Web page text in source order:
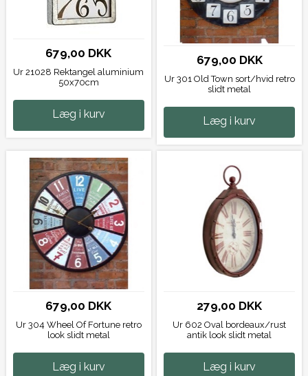
679,00 DKK
Ur 21028 Rektangel aluminium
50x70cm
Læg i kurv
679,00 DKK
Ur 301 Old Town sort/hvid retro
slidt metal
Læg i kurv
679,00 DKK
Ur 304 Wheel Of Fortune retro
look slidt metal
Læg i kurv
279,00 DKK
Ur 602 Oval bordeaux/rust
antik look slidt metal
Læg i kurv